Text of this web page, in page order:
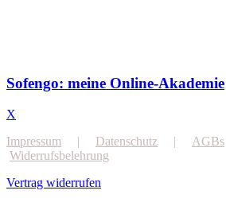
Sofengo: meine Online-Akademie
X
Impressum | Datenschutz | AGBs
Widerrufsbelehrung
Vertrag widerrufen